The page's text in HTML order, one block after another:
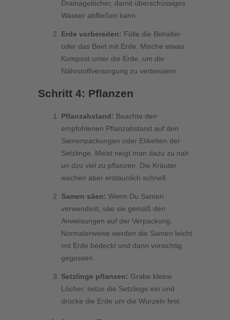
Drainagelöcher, damit überschüssiges
Wasser abfließen kann.
Erde vorbereiten: Fülle die Behälter
oder das Beet mit Erde. Mische etwas
Kompost unter die Erde, um die
Nährstoffversorgung zu verbessern.
Schritt 4: Pflanzen
Pflanzabstand: Beachte den
empfohlenen Pflanzabstand auf den
Samenpackungen oder Etiketten der
Setzlinge. Meist neigt man dazu zu nah
un dzu viel zu pflanzen. Die Kräuter
wachen aber erstaunlich schnell.
Samen säen: Wenn Du Samen
verwendest, säe sie gemäß den
Anweisungen auf der Verpackung.
Normalerweise werden die Samen leicht
mit Erde bedeckt und dann vorsichtig
gegossen.
Setzlinge pflanzen: Grabe kleine
Löcher, setze die Setzlinge ein und
drücke die Erde um die Wurzeln fest.